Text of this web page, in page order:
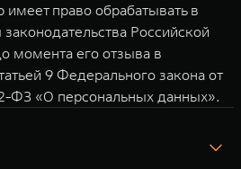
право обрабатывать в
Российской
момента его отзыва в
9 Федерального закона от
ФЗ «О персональных данных».